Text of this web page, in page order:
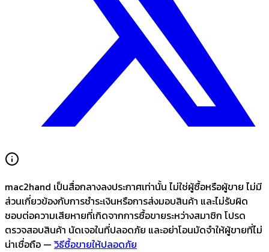
mac2hand เป็นสื่อกลางลงประกาศเท่านั้น ไม่ใช่ผู้ซื้อหรือผู้ขาย ไม่มี
ส่วนเกี่ยวข้องกับการชำระเงินหรือการส่งมอบสินค้า และไม่รับผิด
ชอบต่อความเสียหายที่เกิดจากการซื้อขายระหว่างสมาชิก โปรด
ตรวจสอบสินค้า นัดเจอในที่ปลอดภัย และอย่าโอนมัดจำให้ผู้ขายที่ไม่
น่าเชื่อถือ — วิธีซื้อขายให้ปลอดภัย